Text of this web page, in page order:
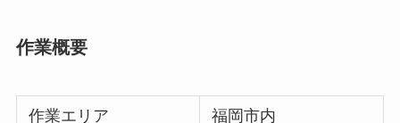
作業概要
作業エリア 福岡市内